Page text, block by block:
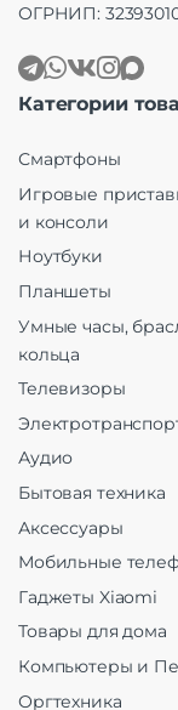
ОГРНИП:
Категории
Смартфоны
Игровые
и консоли
Ноутбуки
Планшеты
Умные часы,
кольца
Телевизоры
Аудио
Бытовая техника
Аксессуары
Мобильные
Гаджеты Xiaomi
Товары для дома
Компьютеры и
Оргтехника